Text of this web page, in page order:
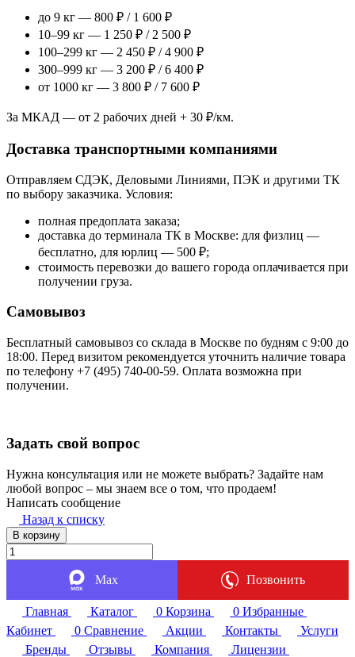
до 9 кг — 800 ₽ / 1 600 ₽
10–99 кг — 1 250 ₽ / 2 500 ₽
100–299 кг — 2 450 ₽ / 4 900 ₽
300–999 кг — 3 200 ₽ / 6 400 ₽
от 1000 кг — 3 800 ₽ / 7 600 ₽
За МКАД — от 2 рабочих дней + 30 ₽/км.
Доставка транспортными компаниями
Отправляем СДЭК, Деловыми Линиями, ПЭК и другими ТК
по выбору заказчика. Условия:
полная предоплата заказа;
доставка до терминала ТК в Москве: для физлиц —
бесплатно, для юрлиц — 500 ₽;
стоимость перевозки до вашего города оплачивается при
получении груза.
Самовывоз
Бесплатный самовывоз со склада в Москве по будням с 9:00 до
18:00. Перед визитом рекомендуется уточнить наличие товара
по телефону +7 (495) 740-00-59. Оплата возможна при
получении.
Задать свой вопрос
Нужна консультация или не можете выбрать? Задайте нам
любой вопрос – мы знаем все о том, что продаем!
Написать сообщение
Назад к списку
В корзину
Max Позвонить
Главная Каталог 0 Корзина 0 Избранные
Кабинет
0 Сравнение Акции Контакты
Услуги
Бренды
Отзывы Компания
Лицензии